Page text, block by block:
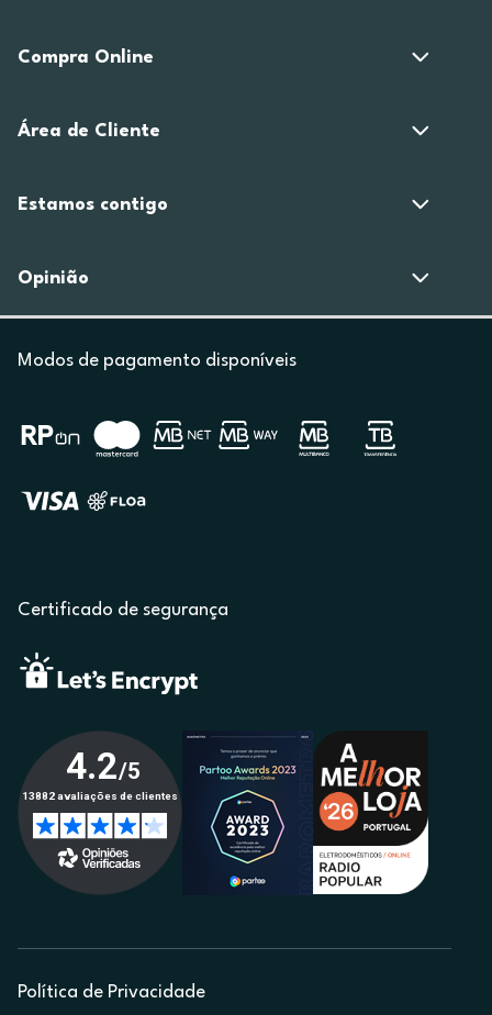
Compra Online
Área de Cliente
Estamos contigo
Opinião
Modos de pagamento disponíveis
Certificado de segurança
Política de Privacidade